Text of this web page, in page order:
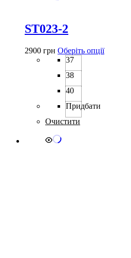
ST023-2
2900 грн Оберіть опціїЦей
37
38
40
Придбати
Очистити